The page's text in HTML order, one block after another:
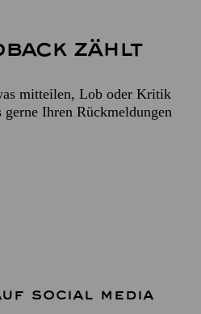
zählt
mitteilen, Lob oder Kritik
gerne Ihren Rückmeldungen
SOCIAL MEDIA